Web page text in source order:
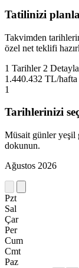
Tatilinizi
Takvimden
özel net teklifi
1 Tarihler 2
1.440.432 TL/hafta
1
Tarihlerinizi
Müsait günler yeşil
dokunun.
Ağustos 2026
Pzt
Sal
Çar
Per
Cum
Cmt
Paz